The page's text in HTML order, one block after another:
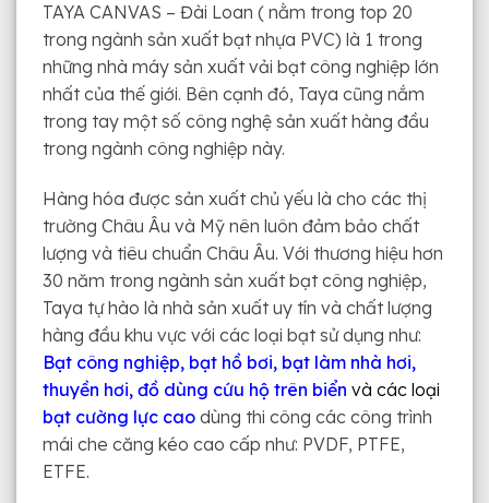
TAYA CANVAS – Đài Loan ( nằm trong top 20
trong ngành sản xuất bạt nhựa PVC) là 1 trong
những nhà máy sản xuất vải bạt công nghiệp lớn
nhất của thế giới. Bên cạnh đó, Taya cũng nắm
trong tay một số công nghệ sản xuất hàng đầu
trong ngành công nghiệp này.
Hàng hóa được sản xuất chủ yếu là cho các thị
trường Châu Âu và Mỹ nên luôn đảm bảo chất
lượng và tiêu chuẩn Châu Âu. Với thương hiệu hơn
30 năm trong ngành sản xuất bạt công nghiệp,
Taya tự hào là nhà sản xuất uy tín và chất lượng
hàng đầu khu vực với các loại bạt sử dụng như:
Bạt công nghiệp, bạt hồ bơi, bạt làm nhà hơi,
thuyền hơi, đồ dùng cứu hộ trên biển và các loại
bạt cường lực cao dùng thi công các công trình
mái che căng kéo cao cấp như: PVDF, PTFE,
ETFE.